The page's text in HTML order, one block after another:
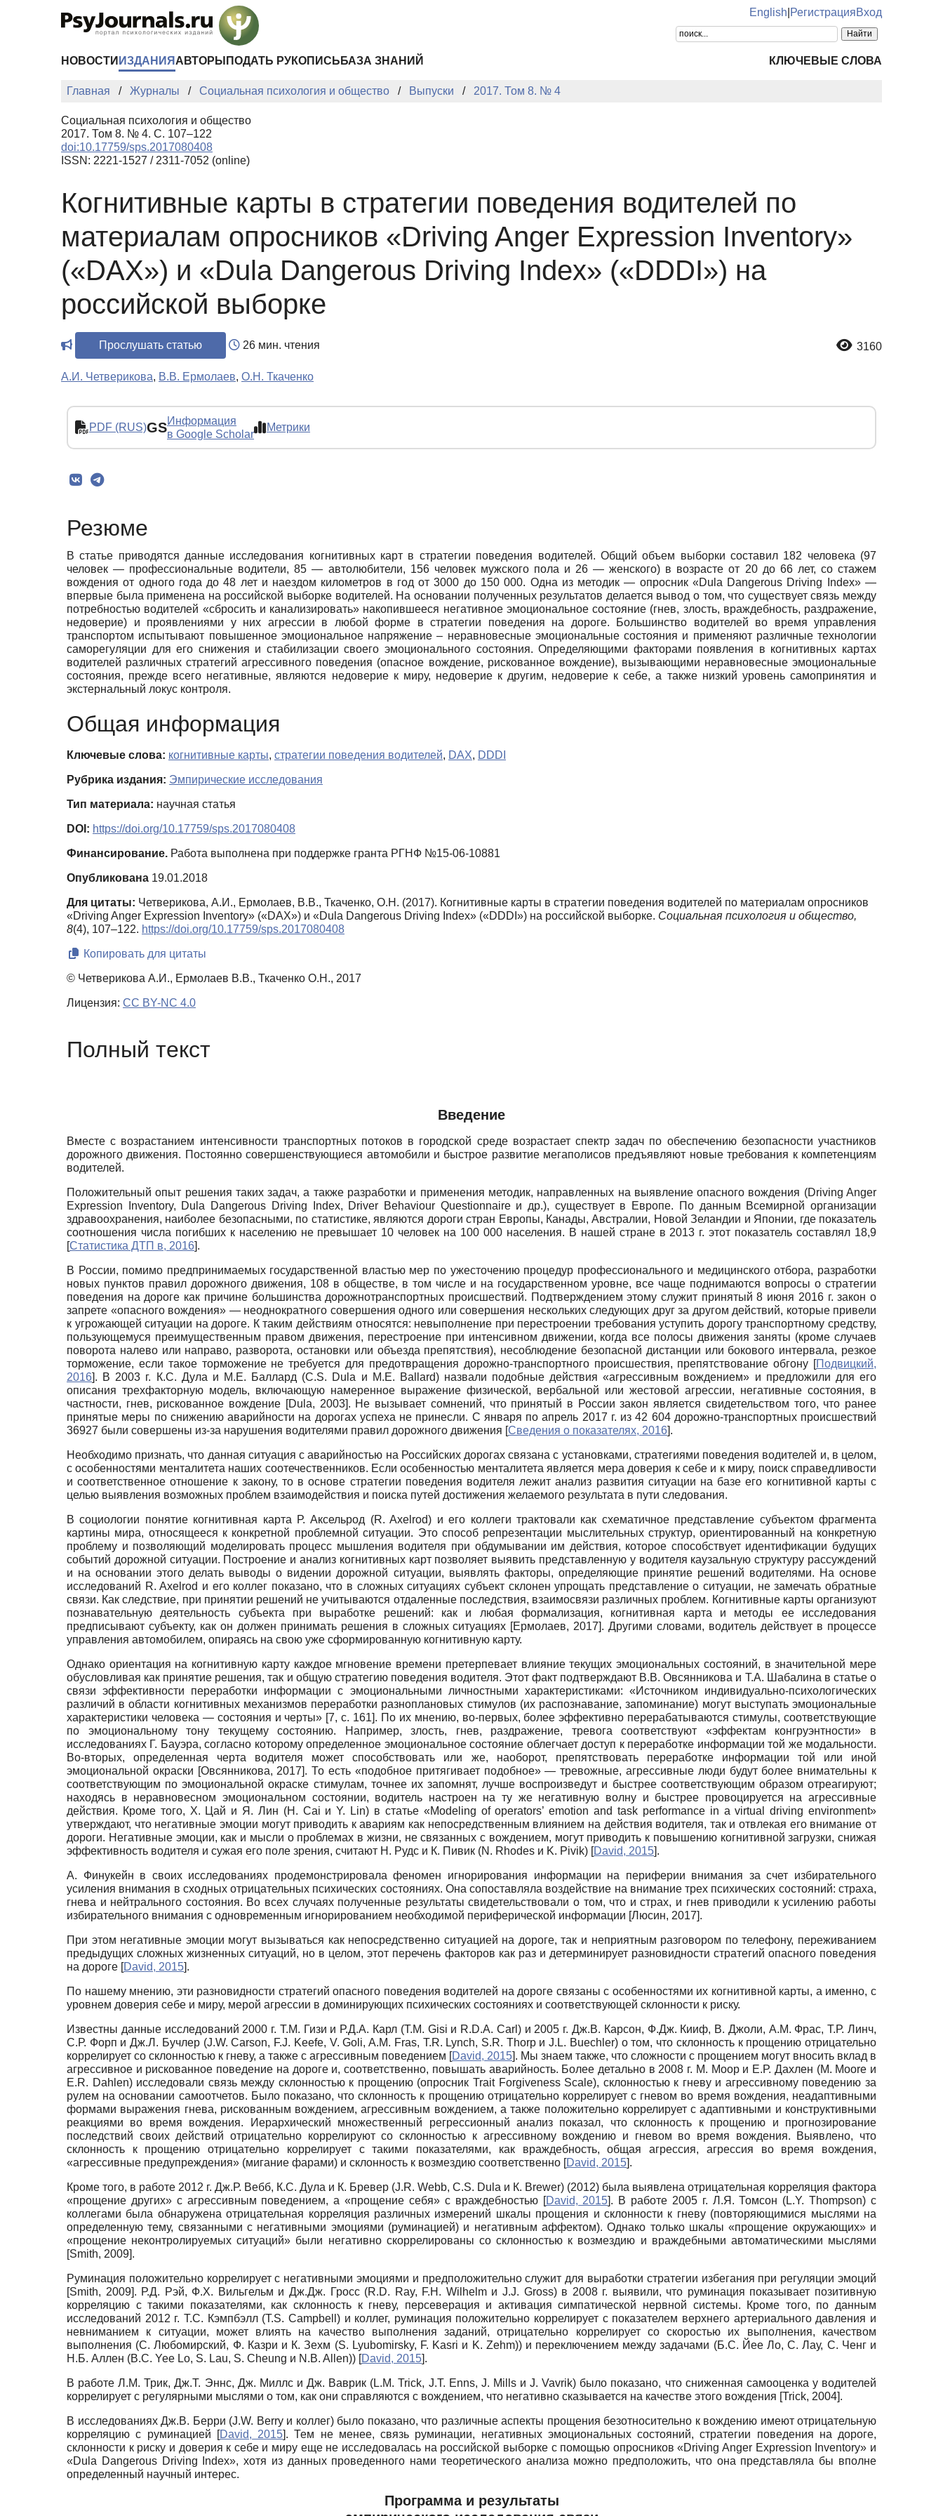
English РегистрацияВход
НОВОСТИ ИЗДАНИЯ АВТОРЫ ПОДАТЬ РУКОПИСЬ БАЗА ЗНАНИЙ КЛЮЧЕВЫЕ СЛОВА
Главная Журналы Социальная психология и общество Выпуски 2017. Том 8. № 4
Социальная психология и общество
2017. Том 8. № 4. С. 107–122
doi:10.17759/sps.2017080408
ISSN: 2221-1527 / 2311-7052 (online)
Когнитивные карты в стратегии поведения водителей по
материалам опросников «Driving Anger Expression Inventory»
(«DAX») и «Dula Dangerous Driving Index» («DDDI») на
российской выборке
Прослушать статью 26 мин. чтения 3160
А.И. Четверикова, В.В. Ермолаев, О.Н. Ткаченко
PDF (RUS)GSИнформация
в Google Scholar
Метрики
Резюме
В статье приводятся данные исследования когнитивных карт в стратегии поведения водителей. Общий объем выборки составил 182 человека (97
человек — профессиональные водители, 85 — автолюбители, 156 человек мужского пола и 26 — женского) в возрасте от 20 до 66 лет, со стажем
вождения от одного года до 48 лет и наездом километров в год от 3000 до 150 000. Одна из методик — опросник «Dula Dangerous Driving Index» —
впервые была применена на российской выборке водителей. На основании полученных результатов делается вывод о том, что существует связь между
потребностью водителей «сбросить и канализировать» накопившееся негативное эмоциональное состояние (гнев, злость, враждебность, раздражение,
недоверие) и проявлениями у них агрессии в любой форме в стратегии поведения на дороге. Большинство водителей во время управления
транспортом испытывают повышенное эмоциональное напряжение – неравновесные эмоциональные состояния и применяют различные технологии
саморегуляции для его снижения и стабилизации своего эмоционального состояния. Определяющими факторами появления в когнитивных картах
водителей различных стратегий агрессивного поведения (опасное вождение, рискованное вождение), вызывающими неравновесные эмоциональные
состояния, прежде всего негативные, являются недоверие к миру, недоверие к другим, недоверие к себе, а также низкий уровень самопринятия и
экстернальный локус контроля.
Общая информация
Ключевые слова: когнитивные карты, стратегии поведения водителей, DAX, DDDI
Рубрика издания: Эмпирические исследования
Тип материала: научная статья
DOI: https://doi.org/10.17759/sps.2017080408
Финансирование. Работа выполнена при поддержке гранта РГНФ №15-06-10881
Опубликована 19.01.2018
Для цитаты: Четверикова, А.И., Ермолаев, В.В., Ткаченко, О.Н. (2017). Когнитивные карты в стратегии поведения водителей по материалам опросников
«Driving Anger Expression Inventory» («DAX») и «Dula Dangerous Driving Index» («DDDI») на российской выборке. Социальная психология и общество,
8(4), 107–122. https://doi.org/10.17759/sps.2017080408
Копировать для цитаты
© Четверикова А.И., Ермолаев В.В., Ткаченко О.Н., 2017
Лицензия: CC BY-NC 4.0
Полный текст
Введение
Вместе с возрастанием интенсивности транспортных потоков в городской среде возрастает спектр задач по обеспечению безопасности участников
дорожного движения. Постоянно совершенствующиеся автомобили и быстрое развитие мегаполисов предъявляют новые требования к компетенциям
водителей.
Положительный опыт решения таких задач, а также разработки и применения методик, направленных на выявление опасного вождения (Driving Anger
Expression Inventory, Dula Dangerous Driving Index, Driver Behaviour Questionnaire и др.), существует в Европе. По данным Всемирной организации
здравоохранения, наиболее безопасными, по статистике, являются дороги стран Европы, Канады, Австралии, Новой Зеландии и Японии, где показатель
соотношения числа погибших к населению не превышает 10 человек на 100 000 населения. В нашей стране в 2013 г. этот показатель составлял 18,9
[Статистика ДТП в, 2016].
В России, помимо предпринимаемых государственной властью мер по ужесточению процедур профессионального и медицинского отбора, разработки
новых пунктов правил дорожного движения, 108 в обществе, в том числе и на государственном уровне, все чаще поднимаются вопросы о стратегии
поведения на дороге как причине большинства дорожно­транспортных происшествий. Подтверждением этому служит принятый 8 июня 2016 г. закон о
запрете «опасного вождения» — неоднократного совершения одного или совершения нескольких следующих друг за другом действий, которые привели
к угрожающей ситуации на дороге. К таким действиям относятся: невыполнение при перестроении требования уступить дорогу транспортному средству,
пользующемуся преимущественным правом движения, перестроение при интенсивном движении, когда все полосы движения заняты (кроме случаев
поворота налево или направо, разворота, остановки или объезда препятствия), несоблюдение безопасной дистанции или бокового интервала, резкое
торможение, если такое торможение не требуется для предотвращения дорожно-транспортного происшествия, препятствование обгону [Подвицкий,
2016]. В 2003 г. К.С. Дула и М.Е. Баллард (C.S. Dula и M.E. Ballard) назвали подобные действия «агрессивным вождением» и предложили для его
описания трехфак­торную модель, включающую намеренное выражение физической, вербальной или жестовой агрессии, негативные состояния, в
частности, гнев, рискованное вождение [Dula, 2003]. Не вызывает сомнений, что принятый в России закон является свидетельством того, что ранее
принятые меры по снижению аварийности на дорогах успеха не принесли. С января по апрель 2017 г. из 42 604 дорожно-транспортных происшествий
36927 были совершены из-за нарушения водителями правил дорожного движения [Сведения о показателях, 2016].
Необходимо признать, что данная ситуация с аварийностью на Российских дорогах связана с установками, стратегиями поведения водителей и, в целом,
с особенностями менталитета наших соотечественников. Если особенностью менталитета является мера доверия к себе и к миру, поиск справедливости
и соответственное отношение к закону, то в основе стратегии поведения водителя лежит анализ развития ситуации на базе его когнитивной карты с
целью выявления возможных проблем взаимодействия и поиска путей достижения желаемого результата в пути следования.
В социологии понятие когнитивная карта Р. Аксельрод (R. Axelrod) и его коллеги трактовали как схематичное представление субъектом фрагмента
картины мира, относящееся к конкретной проблемной ситуации. Это способ репрезентации мыслительных структур, ориентированный на конкретную
проблему и позволяющий моделировать процесс мышления водителя при обдумывании им действия, которое способствует идентификации будущих
событий дорожной ситуации. Построение и анализ когнитивных карт позволяет выявить представленную у водителя каузальную структуру рассуждений
и на основании этого делать выводы о видении дорожной ситуации, выявлять факторы, определяющие принятие решений водителями. На основе
исследований R. Axelrod и его коллег показано, что в сложных ситуациях субъект склонен упрощать представление о ситуации, не замечать обратные
связи. Как следствие, при принятии решений не учитываются отдаленные последствия, взаимосвязи различных проблем. Когнитивные карты организуют
познавательную деятельность субъекта при выработке решений: как и любая формализация, когнитивная карта и методы ее исследования
предписывают субъекту, как он должен принимать решения в сложных ситуациях [Ермолаев, 2017]. Другими словами, водитель действует в процессе
управления автомобилем, опираясь на свою уже сформированную когнитивную карту.
Однако ориентация на когнитивную карту каждое мгновение времени претерпевает влияние текущих эмоциональных состояний, в значительной мере
обусловливая как принятие решения, так и общую стратегию поведения водителя. Этот факт подтверждают В.В. Овсянни­кова и Т.А. Шабалина в статье о
связи эффективности переработки информации с эмоциональными личностными характеристиками: «Источником индивидуально-психологических
различий в области когнитивных механизмов переработки разноплановых стимулов (их распознавание, запоминание) могут выступать эмоциональные
характеристики человека — состояния и черты» [7,c. 161]. По их мнению, во-первых, более эффективно перерабатываются стимулы, соответствующие
по эмоциональному тону текущему состоянию. Например, злость, гнев, раздражение, тревога соответствуют «эффектам конгруэнтности» в
исследованиях Г. Бауэра, согласно которому определенное эмоциональное состояние облегчает доступ к переработке информации той же модальности.
Во-вторых, определенная черта водителя может способствовать или же, наоборот, препятствовать переработке информации той или иной
эмоциональной окраски [Овсянникова, 2017]. То есть «подобное притягивает подобное» — тревожные, агрессивные люди будут более внимательны к
соответствующим по эмоциональной окраске стимулам, точнее их запомнят, лучше воспроизведут и быстрее соответствующим образом отреагируют;
находясь в неравновесном эмоциональном состоянии, водитель настроен на ту же негативную волну и быстрее провоцируется на агрессивные
действия. Кроме того, Х. Цай и Я. Лин (H. Cai иY. Lin) в статье «Modeling of operators’ emotion and task performance in a virtual driving environment»
утверждают, что негативные эмоции могут приводить к авариям как непосредственным влиянием на действия водителя, так и отвлекая его внимание от
дороги. Негативные эмоции, как и мысли о проблемах в жизни, не связанных с вождением, могут приводить к повышению когнитивной загрузки, снижая
эффективность водителя и сужая его поле зрения, считают Н. Рудс и К. Пивик (N. Rhodes и K. Pivik) [David, 2015].
А. Финукейн в своих исследованиях продемонстрировала феномен игнорирования информации на периферии внимания за счет избирательного
усиления внимания в сходных отрицательных психических состояниях. Она сопоставляла воздействие на внимание трех психических состояний: страха,
гнева и нейтрального состояния. Во всех случаях полученные результаты свидетельствовали о том, что и страх, и гнев приводили к усилению работы
избирательного внимания с одновременным игнорированием необходимой периферической информации [Люсин, 2017].
При этом негативные эмоции могут вызываться как непосредственно ситуацией на дороге, так и неприятным разговором по телефону, переживанием
предыдущих сложных жизненных ситуаций, но в целом, этот перечень факторов как раз и детерминирует разновидности стратегий опасного поведения
на дороге [David, 2015].
По нашему мнению, эти разновидности стратегий опасного поведения водителей на дороге связаны с особенностями их когнитивной карты, а именно, с
уровнем доверия себе и миру, мерой агрессии в доминирующих психических состояниях и соответствующей склонности к риску.
Известны данные исследований 2000 г. Т.М. Гизи и Р.Д.А. Карл (T.M. Gisi и R.D.A. Carl) и 2005 г. Дж.В. Карсон, Ф.Дж. Кииф, В. Джоли, А.М. Фрас, Т.Р. Линч,
С.Р. Форп и Дж.Л. Бучлер (J.W. Carson, F.J. Keefe, V. Goli, A.M. Fras, T.R. Lynch, S.R. Thorp иJ.L. Buechler) о том, что склонность к прощению отрицательно
коррелирует со склонностью к гневу, а также с агрессивным поведением [David, 2015]. Мы знаем также, что сложности с прощением могут вносить вклад в
агрессивное и рискованное поведение на дороге и, соответственно, повышать аварийность. Более детально в 2008 г. М. Моор и Е.Р. Дахлен (M. Moore и
E.R. Dahlen) исследовали связь между склонностью к прощению (опросникTrait Forgiveness Scale), склонностью к гневу и агрессивному поведению за
рулем на основании самоотчетов. Было показано, что склонность к прощению отрицательно коррелирует с гневом во время вождения, неадаптивными
формами выражения гнева, рискованным вождением, агрессивным вождением, а также положительно коррелирует с адаптивными и конструктивными
реакциями во время вождения. Иерархический множественный регрессионный анализ показал, что склонность к прощению и прогнозирование
последствий своих действий отрицательно коррелируют со склонностью к агрессивному вождению и гневом во время вождения. Выявлено, что
склонность к прощению отрицательно коррелирует с такими показателями, как враждебность, общая агрессия, агрессия во время вождения,
«агрессивные предупреждения» (мигание фарами) и склонность к возмездию соответственно [David, 2015].
Кроме того, в работе 2012 г. Дж.Р. Вебб, К.С. Дула и К. Бревер (J.R. Webb, C.S. Dula и К. Brewer) (2012) была выявлена отрицательная корреляция фактора
«прощение других» с агрессивным поведением, а «прощение себя» с враждебностью [David, 2015]. В работе 2005 г. Л.Я. Том­сон (L.Y. Thompson)с
коллегами была обнаружена отрицательная корреляция различных измерений шкалы прощения и склонности к гневу (повторяющимися мыслями на
определенную тему, связанными с негативными эмоциями (руминацией) и негативным аффектом). Однако только шкалы «прощение окружающих» и
«прощение неконтролируемых ситуаций» были негативно скоррелированы со склонностью к возмездию и враждебными автоматическими мыслями
[Smith, 2009].
Руминация положительно коррелирует с негативными эмоциями и предположительно служит для выработки стратегии избегания при регуляции эмоций
[Smith, 2009]. Р.Д. Рэй, Ф.Х. Вильгельм и Дж.Дж. Гросс (R.D. Ray, F.H. Wilhelm и J.J. Gross) в 2008 г. выявили, что руминация показывает позитивную
корреляцию с такими показателями, как склонность к гневу, персеверация и активация симпатической нервной системы. Кроме того, по данным
исследований 2012 г. Т.С. Кэмпбэлл (T.S. Campbell) и коллег, руминация положительно коррелирует с показателем верхнего артериального давления и
невниманием к ситуации, может влиять на качество выполнения заданий, отрицательно коррелирует со скоростью их выполнения, качеством
выполнения (С. Любомирский, Ф. Казри и К. Зехм (S. Lyubomirsky, F. Kasri и K. Zehm)) и переключением между задачами (Б.С. Йее Ло, С. Лау, С. Ченг и
Н.Б. Аллен (B.C. Yee Lo, S. Lau, S. Cheung и N.B. Allen)) [David, 2015].
В работе Л.М. Трик, Дж.Т. Эннс, Дж. Миллс и Дж. Ваврик (L.M. Trick, J.T. Enns, J. Mills иJ. Vavrik) было показано, что сниженная самооценка у водителей
коррелирует с регулярными мыслями о том, как они справляются с вождением, что негативно сказывается на качестве этого вождения [Trick, 2004].
В исследованиях Дж.В. Берри (J.W. Berry и коллег) было показано, что различные аспекты прощения безотносительно к вождению имеют отрицательную
корреляцию с руминацией
[David, 2015]. Тем не менее, связь руминации, негативных эмоциональных состояний, стратегии поведения на дороге,
склонности к риску и доверия к себе и миру еще не исследовалась на российской выборке с помощью опросников«Driving Anger Expression Inventory» и
«Dula Dangerous Driving Index»,хотя из данных проведенного нами теоретического анализа можно предположить, что она представляла бы вполне
определенный научный интерес.
Программа и результаты